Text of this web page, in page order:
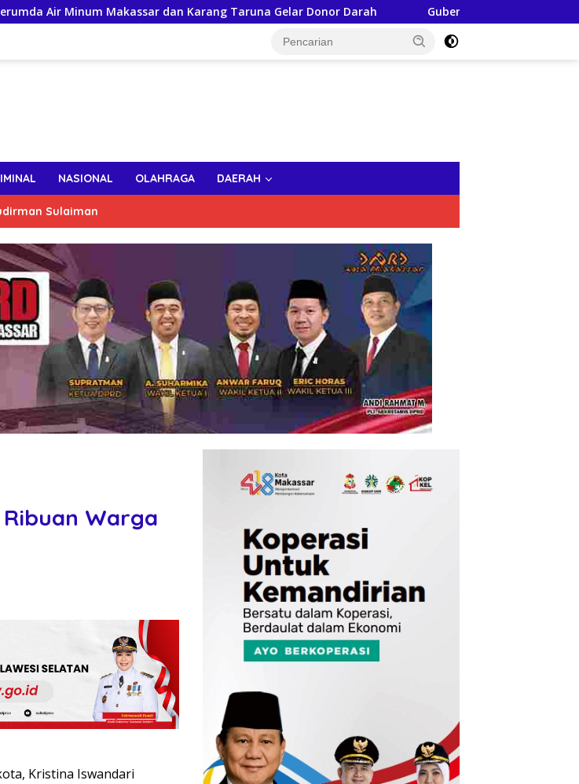
Makassar dan Karang Taruna Gelar Donor Darah Gubernur Sulsel, Andi Sudirman
NASIONAL OLAHRAGA DAERAH
Sulaiman
Warga
Kristina Iswandari